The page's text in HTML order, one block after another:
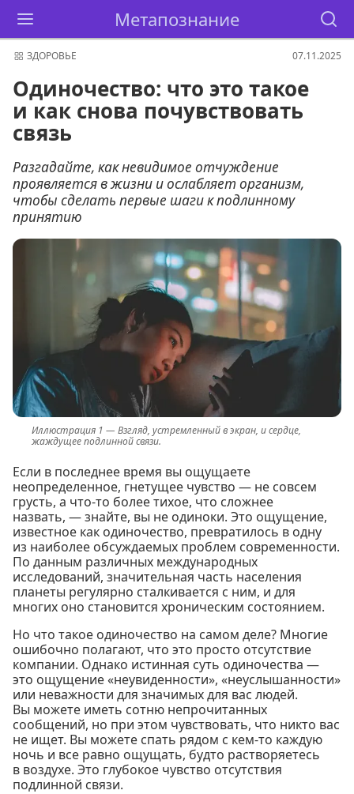
Метапознание
ЗДОРОВЬЕ 07.11.2025
Одиночество: что это такое
и как снова почувствовать
связь
Разгадайте, как невидимое отчуждение
проявляется в жизни и ослабляет организм,
чтобы сделать первые шаги к подлинному
принятию
Взгляд, устремленный в экран, и сердце,
жаждущее подлинной связи.
Если в последнее время вы ощущаете
неопределенное, гнетущее чувство — не совсем
грусть, а что-то более тихое, что сложнее
назвать, — знайте, вы не одиноки. Это ощущение,
известное как одиночество, превратилось в одну
из наиболее обсуждаемых проблем современности.
По данным различных международных
исследований, значительная часть населения
планеты регулярно сталкивается с ним, и для
многих оно становится хроническим состоянием.
Но что такое одиночество на самом деле? Многие
ошибочно полагают, что это просто отсутствие
компании. Однако истинная суть одиночества —
это ощущение «неувиденности», «неуслышанности»
или неважности для значимых для вас людей.
Вы можете иметь сотню непрочитанных
сообщений, но при этом чувствовать, что никто вас
не ищет. Вы можете спать рядом с кем-то каждую
ночь и все равно ощущать, будто растворяетесь
в воздухе. Это глубокое чувство отсутствия
подлинной связи.